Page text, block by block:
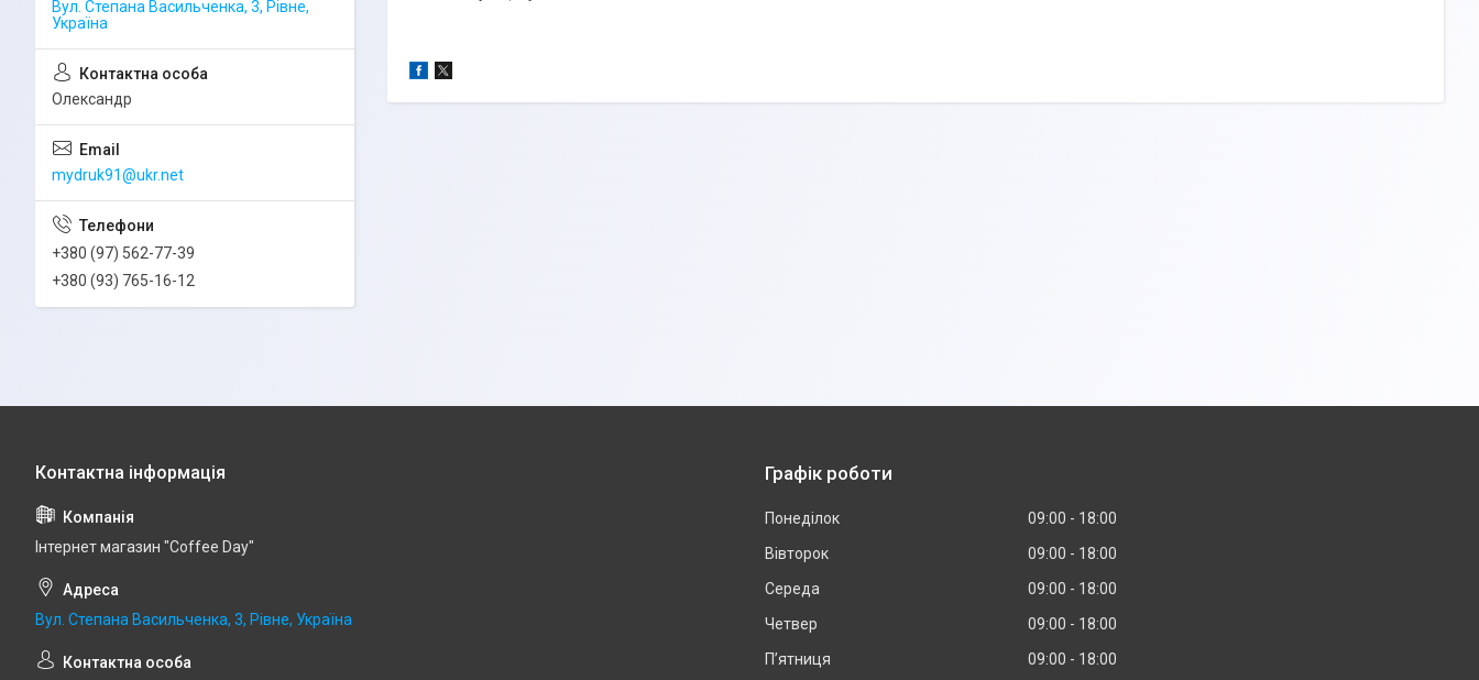
Вул. Степана Васильченка, 3, Рівне,
Україна
Олександр
mydruk91@ukr.net
+380 (97) 562-77-39
+380 (93) 765-16-12
Інтернет магазин "Coffee Day"
Вул. Степана Васильченка, 3, Рівне, Україна
Графік роботи
Понеділок 09:00
18:00
Вівторок
09:00
18:00
Середа
09:00
18:00
Четвер
09:00
18:00
Пʼятниця
09:00 18:00